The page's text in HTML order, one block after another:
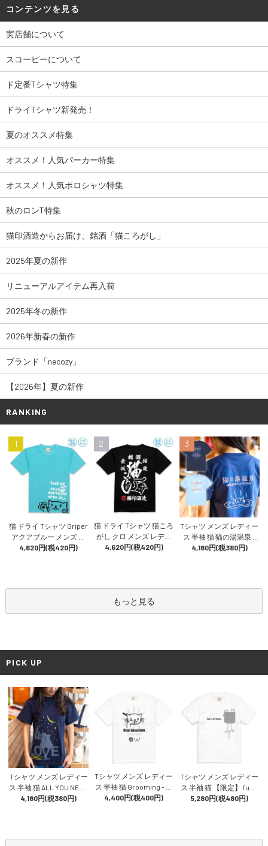
コンテンツを見る
実店舗について
スコーピーについて
ド定番Tシャツ特集
ドライTシャツ新発売！
夏のオススメ特集
オススメ！人気パーカー特集
オススメ！人気ポロシャツ特集
秋のロンT特集
猫印酒造からお届け、銘酒「猫ころがし」
2025年夏の新作
リニューアルアイテム再入荷
2025年冬の新作
2026年新春の新作
ブランド「necozy」
【2026年】夏の新作
RANKING
1
猫 ドライ Tシャツ Griper
アクアブルー メンズ レ
ディース 半袖 プリント
4,620円(税420円)
2
猫 ドライ Tシャツ 猫ころ
がし クロ メンズ レディ
ース 半袖 日本酒 酒造 猫
4,620円(税420円)
3
Tシャツ メンズ レディー
ス 半袖 猫 猫の湯温泉 -
アイイロ おもしろ ネコ
4,180円(税380円)
もっと見る
PICK UP
Tシャツ メンズ レディー
ス 半袖 猫 ALL YOU NEED
IS LOVE - ネイビー ネコ
4,180円(税380円)
Tシャツ メンズ レディー
ス 半袖 猫 Grooming - ホ
ワイト ネコ ねこ 猫柄 雑
4,400円(税400円)
Tシャツ メンズ レディー
ス 半袖 猫 【限定】 funn
y cat - ホワイト ネコ ねこ
5,280円(税480円)